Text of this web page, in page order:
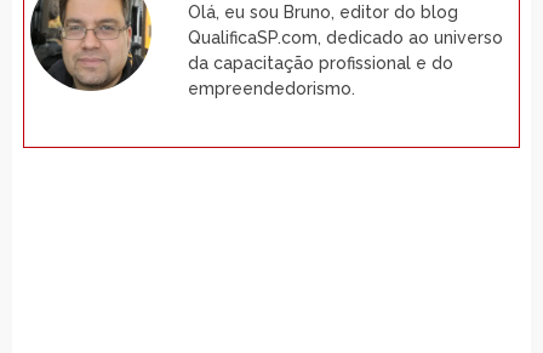
Olá, eu sou Bruno, editor do blog
QualificaSP.com, dedicado ao universo
da capacitação profissional e do
empreendedorismo.